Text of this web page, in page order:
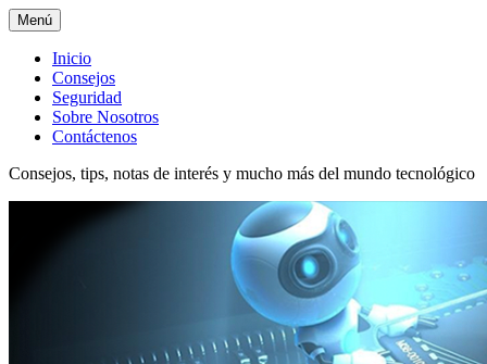
Menú
Menú
superior
Inicio
Consejos
Seguridad
Sobre Nosotros
Contáctenos
Consejos, tips, notas de interés y mucho más del mundo tecnológico